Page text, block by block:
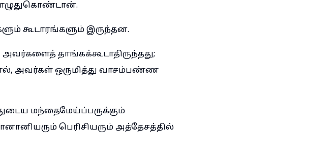
கூடாரங்களும் இருந்தன.
அவர்களைத் தாங்கக்கூடாதிருந்தது;
அவர்கள் ஒருமித்து வாசம்பண்ண
மந்தைமேய்ப்பருக்கும்
பெரிசியரும் அத்தேசத்தில்